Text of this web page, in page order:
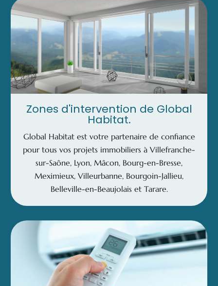
Zones d'intervention de Global
Habitat.
Global Habitat est votre partenaire de confiance
pour tous vos projets immobiliers à Villefranche-
sur-Saône, Lyon, Mâcon, Bourg-en-Bresse,
Meximieux, Villeurbanne, Bourgoin-Jallieu,
Belleville-en-Beaujolais et Tarare.